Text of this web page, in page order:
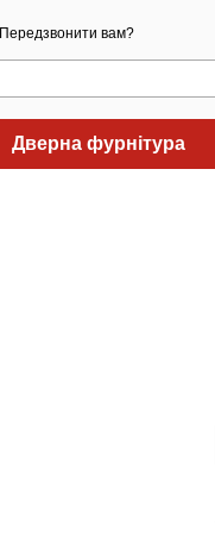
Передзвонити вам?
Дверна фурнітура